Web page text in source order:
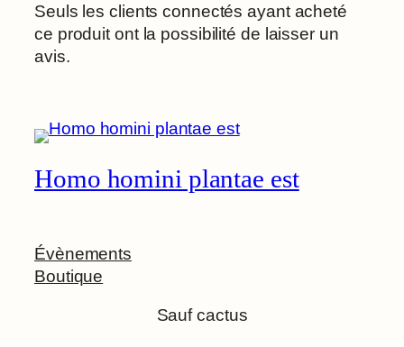
Seuls les clients connectés ayant acheté
ce produit ont la possibilité de laisser un
avis.
Homo homini plantae est
Évènements
Boutique
Sauf cactus